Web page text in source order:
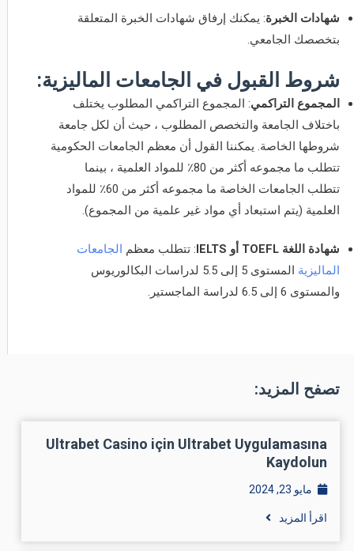
شهادات الخبرة: يمكنك إرفاق شهادات الخبرة المتعلقة
بتخصصك الجامعي.
شروط القبول في الجامعات الماليزية:
المجموع التراكمي: المجموع التراكمي المطلوب يختلف
باختلاف الجامعة والتخصص المطلوب ، حيث أن لكل جامعة
شروطها الخاصة. يمكننا القول أن معظم الجامعات الحكومية
تتطلب ما مجموعه أكثر من 80٪ للمواد العلمية ، بينما
تتطلب الجامعات الخاصة ما مجموعه أكثر من 60٪ للمواد
العلمية (يتم استبعاد أي مواد غير علمية من المجموع).
شهادة اللغة TOEFL أو IELTS : تتطلب معظم الجامعات
الماليزية
المستوى 5 إلى 5.5 لدراسات البكالوريوس
والمستوى 6 إلى 6.5 لدراسة الماجستير.
تصفح المزيد:
Ultrabet Casino için Ultrabet Uygulamasına
Kaydolun
مايو 23, 2024
اقرأ المزيد